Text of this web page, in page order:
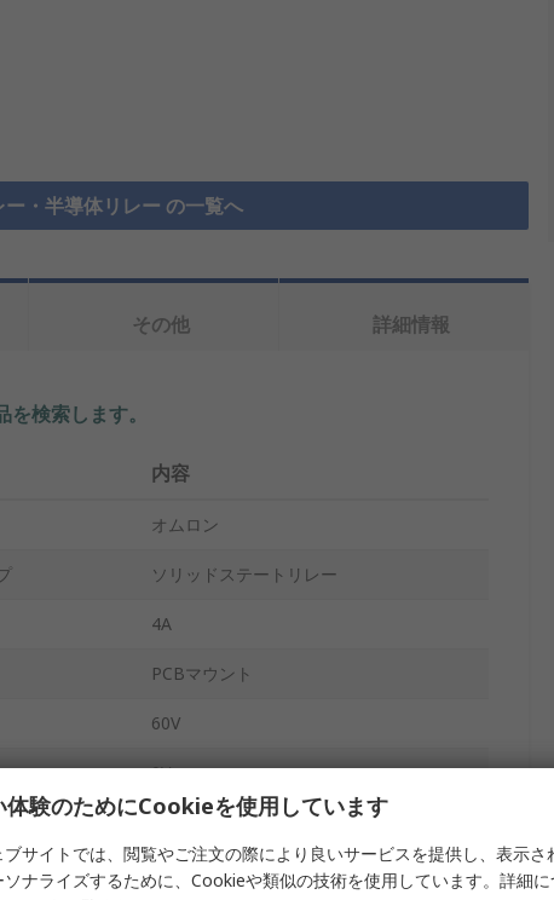
・半導体リレー の一覧へ
その他 詳細情報
検索します。
内容
オムロン
ソリッドステートリレー
4A
PCBマウント
60V
0V
1.5V
体験のためにCookieを使用しています
ブサイトでは、閲覧やご注文の際により良いサービスを提供し、表示さ
ソナライズするために、Cookieや類似の技術を使用しています。詳細に